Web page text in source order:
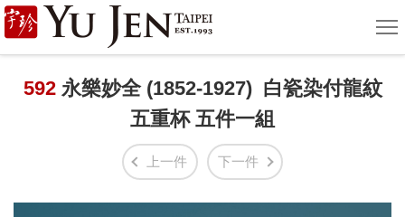
宇
珍
國
術
單
592永樂妙全 (1852-1927) 白瓷染付龍紋
五重杯 五件一組
上一件 下一件